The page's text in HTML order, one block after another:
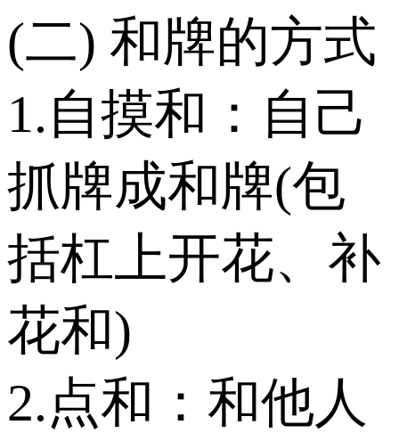
(二) 和牌的方式
1.自摸和：自己
抓牌成和牌(包
括杠上开花、补
花和)
2.点和：和他人